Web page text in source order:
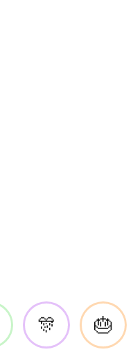
🎊 🎂